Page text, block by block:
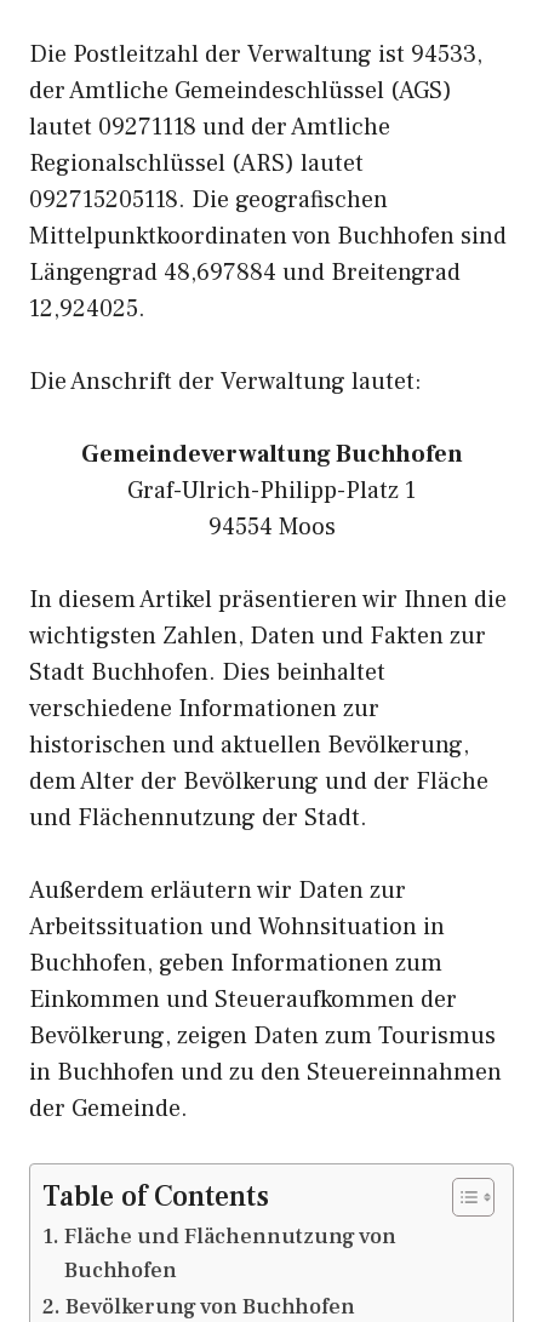
Die Postleitzahl der Verwaltung ist 94533,
der Amtliche Gemeindeschlüssel (AGS)
lautet 09271118 und der Amtliche
Regionalschlüssel (ARS) lautet
092715205118. Die geografischen
Mittelpunktkoordinaten von Buchhofen sind
Längengrad 48,697884 und Breitengrad
12,924025.
Die Anschrift der Verwaltung lautet:
Gemeindeverwaltung Buchhofen
Graf-Ulrich-Philipp-Platz 1
94554 Moos
In diesem Artikel präsentieren wir Ihnen die
wichtigsten Zahlen, Daten und Fakten zur
Stadt Buchhofen. Dies beinhaltet
verschiedene Informationen zur
historischen und aktuellen Bevölkerung,
dem Alter der Bevölkerung und der Fläche
und Flächennutzung der Stadt.
Außerdem erläutern wir Daten zur
Arbeitssituation und Wohnsituation in
Buchhofen, geben Informationen zum
Einkommen und Steueraufkommen der
Bevölkerung, zeigen Daten zum Tourismus
in Buchhofen und zu den Steuereinnahmen
der Gemeinde.
Table of Contents
Fläche und Flächennutzung von
Buchhofen
Bevölkerung von Buchhofen